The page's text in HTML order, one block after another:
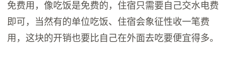
免费用，像吃饭是免费的，住宿只需要自己交水电费
即可，当然有的单位吃饭、住宿会象征性收一笔费
用，这块的开销也要比自己在外面去吃要便宜得多。